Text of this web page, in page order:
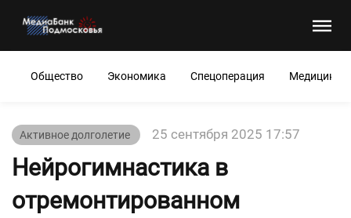
Общество Экономика Спецоперация Медицина
Активное долголетие 25 сентября 2025 17:57
Нейрогимнастика в
отремонтированном